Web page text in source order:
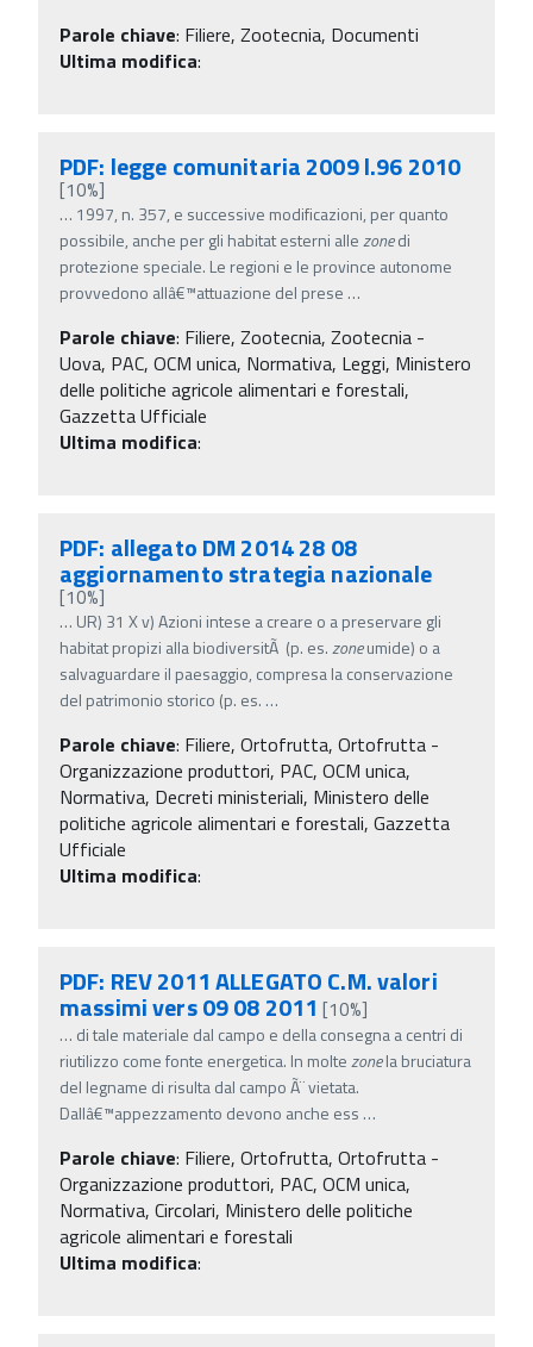
Parole chiave: Filiere, Zootecnia, Documenti
Ultima modifica:
PDF: legge comunitaria 2009 l.96 2010
[10%]
… 1997, n. 357, e successive modificazioni, per quanto
possibile, anche per gli habitat esterni allezonedi
protezione speciale. Le regioni e le province autonome
provvedono allâ€™attuazione del prese …
Parole chiave: Filiere, Zootecnia, Zootecnia -
Uova, PAC, OCM unica, Normativa, Leggi, Ministero
delle politiche agricole alimentari e forestali,
Gazzetta Ufficiale
Ultima modifica:
PDF: allegato DM 2014 28 08
aggiornamento strategia nazionale
[10%]
… UR) 31 X v) Azioni intese a creare o a preservare gli
habitat propizi alla biodiversitÃ (p. es.zoneumide) o a
salvaguardare il paesaggio, compresa la conservazione
del patrimonio storico (p. es. …
Parole chiave: Filiere, Ortofrutta, Ortofrutta -
Organizzazione produttori, PAC, OCM unica,
Normativa, Decreti ministeriali, Ministero delle
politiche agricole alimentari e forestali, Gazzetta
Ufficiale
Ultima modifica:
PDF: REV 2011 ALLEGATO C.M. valori
massimi vers 09 08 2011 [10%]
… di tale materiale dal campo e della consegna a centri di
riutilizzo come fonte energetica. In moltezonela bruciatura
del legname di risulta dal campo Ã¨ vietata.
Dallâ€™appezzamento devono anche ess …
Parole chiave: Filiere, Ortofrutta, Ortofrutta -
Organizzazione produttori, PAC, OCM unica,
Normativa, Circolari, Ministero delle politiche
agricole alimentari e forestali
Ultima modifica: